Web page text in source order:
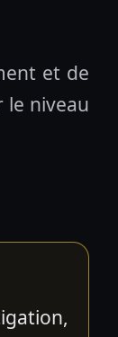
et de
le niveau